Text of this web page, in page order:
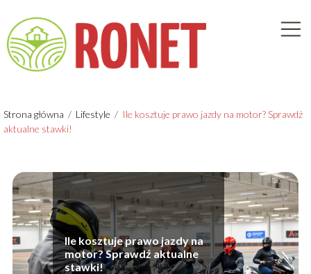
Strona główna / Lifestyle / Ile kosztuje prawo jazdy na motor? Sprawdź
aktualne stawki!
Ile kosztuje prawo jazdy na
motor? Sprawdź aktualne
stawki!